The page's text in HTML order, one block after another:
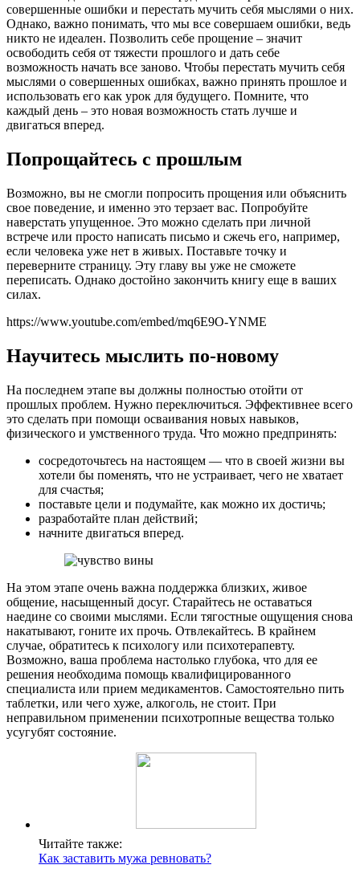
совершенные ошибки и перестать мучить себя мыслями о них.
Однако, важно понимать, что мы все совершаем ошибки, ведь
никто не идеален. Позволить себе прощение – значит
освободить себя от тяжести прошлого и дать себе
возможность начать все заново. Чтобы перестать мучить себя
мыслями о совершенных ошибках, важно принять прошлое и
использовать его как урок для будущего. Помните, что
каждый день – это новая возможность стать лучше и
двигаться вперед.
Попрощайтесь с прошлым
Возможно, вы не смогли попросить прощения или объяснить
свое поведение, и именно это терзает вас. Попробуйте
наверстать упущенное. Это можно сделать при личной
встрече или просто написать письмо и сжечь его, например,
если человека уже нет в живых. Поставьте точку и
переверните страницу. Эту главу вы уже не сможете
переписать. Однако достойно закончить книгу еще в ваших
силах.
https://www.youtube.com/embed/mq6E9O-YNME
Научитесь мыслить по-новому
На последнем этапе вы должны полностью отойти от
прошлых проблем. Нужно переключиться. Эффективнее всего
это сделать при помощи осваивания новых навыков,
физического и умственного труда. Что можно предпринять:
сосредоточьтесь на настоящем — что в своей жизни вы
хотели бы поменять, что не устраивает, чего не хватает
для счастья;
поставьте цели и подумайте, как можно их достичь;
разработайте план действий;
начните двигаться вперед.
На этом этапе очень важна поддержка близких, живое
общение, насыщенный досуг. Старайтесь не оставаться
наедине со своими мыслями. Если тягостные ощущения снова
накатывают, гоните их прочь. Отвлекайтесь. В крайнем
случае, обратитесь к психологу или психотерапевту.
Возможно, ваша проблема настолько глубока, что для ее
решения необходима помощь квалифицированного
специалиста или прием медикаментов. Самостоятельно пить
таблетки, или чего хуже, алкоголь, не стоит. При
неправильном применении психотропные вещества только
усугубят состояние.
Читайте также:
Как заставить мужа ревновать?